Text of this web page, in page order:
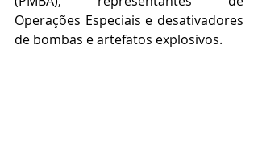
Operações Especiais e desativadores
de bombas e artefatos explosivos.